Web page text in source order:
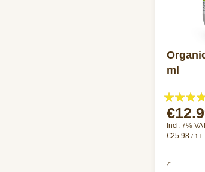
ml
Rating:
99%
Incl. 7%
€25.98 / 1 l